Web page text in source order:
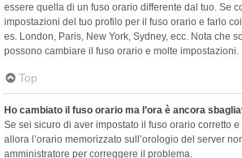
essere quella di un fuso orario differente dal tuo. Se
impostazioni del tuo profilo per il fuso orario e farlo
es. London, Paris, New York, Sydney, ecc. Nota che
possono cambiare il fuso orario e molte impostazioni.
Top
Ho cambiato il fuso orario ma l’ora è ancora
Se sei sicuro di aver impostato il fuso orario corretto e
allora l’orario memorizzato sull’orologio del server
amministratore per correggere il problema.